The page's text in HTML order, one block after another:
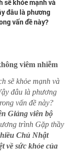
sẽ khỏe mạnh và
đâu là phương
vấn đề này?
viêm nhiễm
sẽ khỏe mạnh và
đâu là phương
vấn đề này?
Giảng viên bộ
trình Gặp thầy
Chủ Nhật
về sức khỏe của